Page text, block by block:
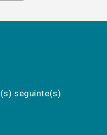
seguinte(s)